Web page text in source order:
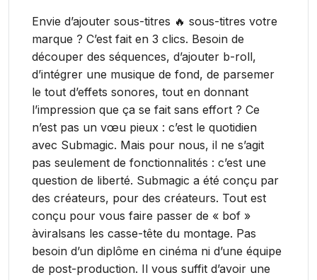
Envie d’ajouter sous-titres 🔥 sous-titres votre
marque ? C’est fait en 3 clics. Besoin de
découper des séquences, d’ajouter b-roll,
d’intégrer une musique de fond, de parsemer
le tout d’effets sonores, tout en donnant
l’impression que ça se fait sans effort ? Ce
n’est pas un vœu pieux : c’est le quotidien
avec Submagic. Mais pour nous, il ne s’agit
pas seulement de fonctionnalités : c’est une
question de liberté. Submagic a été conçu par
des créateurs, pour des créateurs. Tout est
conçu pour vous faire passer de « bof »
àviralsans les casse-tête du montage. Pas
besoin d’un diplôme en cinéma ni d’une équipe
de post-production. Il vous suffit d’avoir une